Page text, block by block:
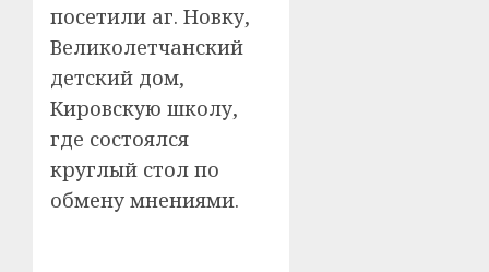
посетили аг. Новку,
Великолетчанский
детский дом,
Кировскую школу,
где состоялся
круглый стол по
обмену мнениями.